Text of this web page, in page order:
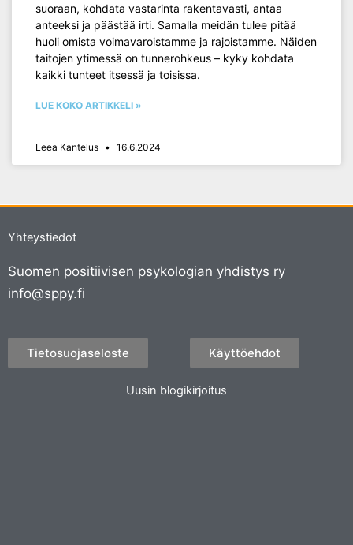
suoraan, kohdata vastarinta rakentavasti, antaa
anteeksi ja päästää irti. Samalla meidän tulee pitää
huoli omista voimavaroistamme ja rajoistamme. Näiden
taitojen ytimessä on tunnerohkeus – kyky kohdata
kaikki tunteet itsessä ja toisissa.
LUE KOKO ARTIKKELI »
Leea Kantelus 16.6.2024
Yhteystiedot
Suomen positiivisen psykologian yhdistys ry
info@sppy.fi
Tietosuojaseloste Käyttöehdot
Uusin blogikirjoitus